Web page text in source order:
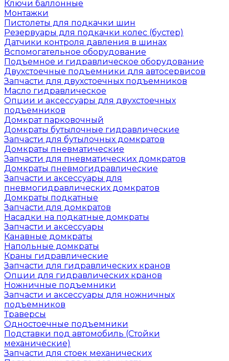
Ключи баллонные
Монтажки
Пистолеты для подкачки шин
Резервуары для подкачки колес (бустер)
Датчики контроля давления в шинах
Вспомогательное оборудование
Подъемное и гидравлическое оборудование
Двухстоечные подъемники для автосервисов
Запчасти для двухстоечных подъемников
Масло гидравлическое
Опции и аксессуары для двухстоечных
подъемников
Домкрат парковочный
Домкраты бутылочные гидравлические
Запчасти для бутылочных домкратов
Домкраты пневматические
Запчасти для пневматических домкратов
Домкраты пневмогидравлические
Запчасти и аксессуары для
пневмогидравлических домкратов
Домкраты подкатные
Запчасти для домкратов
Насадки на подкатные домкраты
Запчасти и аксессуары
Канавные домкраты
Напольные домкраты
Краны гидравлические
Запчасти для гидравлических кранов
Опции для гидравлических кранов
Ножничные подъемники
Запчасти и аксессуары для ножничных
подъемников
Траверсы
Одностоечные подъемники
Подставки под автомобиль (Стойки
механические)
Запчасти для стоек механических